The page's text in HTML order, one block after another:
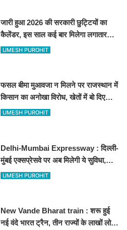
जारी हुआ 2026 की सरकारी छुट्टियों का
कैलेंडर, इस साल कई बार मिलेगा लगातार
अवकाश, देखें
UMESH PUROHIT
फसल बीमा मुआवजा न मिलने पर राजस्थान में
किसान का अनोखा विरोध, खेतों में बो दिए
500-500 रुपए के नोट, वीडियो वायरल
UMESH PUROHIT
Delhi-Mumbai Expressway : दिल्ली-
मुंबई एक्सप्रेसवे पर अब मिलेगी ये सुविधा,
हेलीकॉप्टर सर्विस से तुरंत घायल पहुंचेगा
UMESH PUROHIT
New Vande Bharat train : शरू हुई
नई वंदे भारत ट्रैन, तीन राज्यों के लाखों लोगों